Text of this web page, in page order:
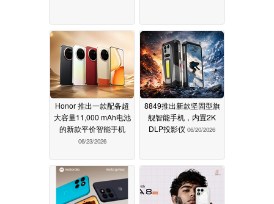
Honor 推出一款配备超
大容量11,000 mAh电池
的新款平价智能手机
06/23/2026
8849推出新款坚固型旗
舰智能手机，内置2K
DLP投影仪 06/20/2026